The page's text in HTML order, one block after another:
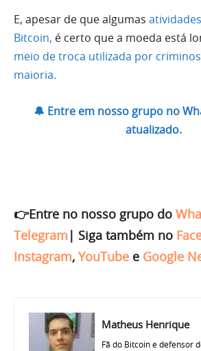
E, apesar de que algumas
Bitcoin, é certo que a moeda está
meio de troca utilizada por
maioria.
🔔 Entre em nosso grupo no
atualizado.
👉Entre no nosso grupo do
Telegram | Siga também no
Instagram, YouTube e Google
Matheus Henrique
Fã do Bitcoin e defensor